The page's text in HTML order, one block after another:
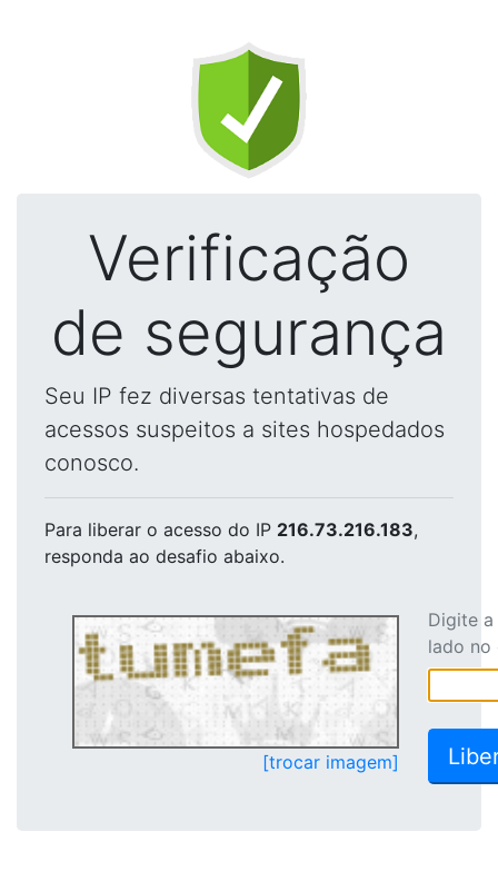
Verificação
de segurança
Seu IP fez diversas tentativas de
acessos suspeitos a sites hospedados
conosco.
Para liberar o acesso do IP 216.73.216.183,
responda ao desafio abaixo.
[trocar imagem]
Digite
lado no